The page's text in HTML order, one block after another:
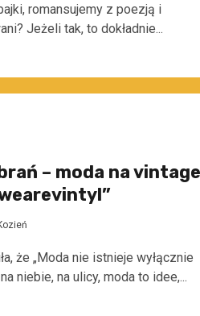
romansujemy z poezją i
Jeżeli tak, to dokładnie...
– moda na vintage
że „Moda nie istnieje wyłącznie
niebie, na ulicy, moda to idee,...